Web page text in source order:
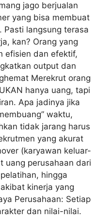
jago berjualan
yang bisa membuat
Pasti langsung terasa
kan? Orang yang
efisien dan efektif,
output dan
Merekrut orang
hanya uang, tapi
Apa jadinya jika
waktu,
tidak jarang harus
yang akurat
(karyawan keluar-
uang perusahaan dari
hingga
kinerja yang
Perusahaan: Setiap
dan nilai-nilai.